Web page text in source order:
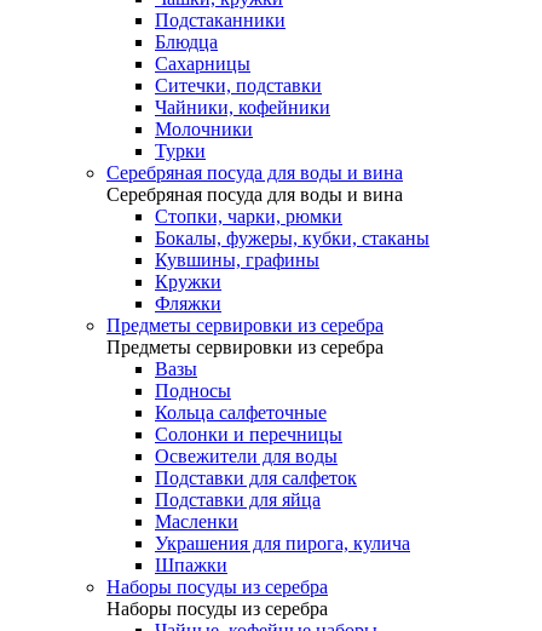
Подстаканники
Блюдца
Сахарницы
Ситечки, подставки
Чайники, кофейники
Молочники
Турки
Серебряная посуда для воды и вина
Серебряная посуда для воды и вина
Стопки, чарки, рюмки
Бокалы, фужеры, кубки, стаканы
Кувшины, графины
Кружки
Фляжки
Предметы сервировки из серебра
Предметы сервировки из серебра
Вазы
Подносы
Кольца салфеточные
Солонки и перечницы
Освежители для воды
Подставки для салфеток
Подставки для яйца
Масленки
Украшения для пирога, кулича
Шпажки
Наборы посуды из серебра
Наборы посуды из серебра